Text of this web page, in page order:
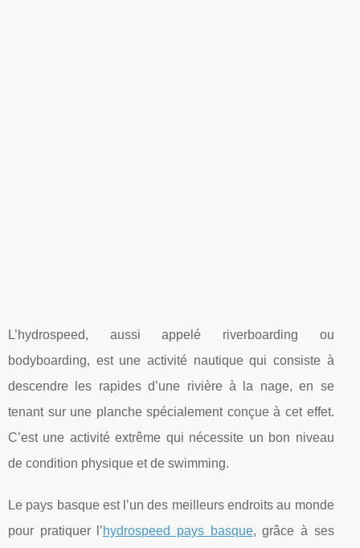
L’hydrospeed, aussi appelé riverboarding ou
bodyboarding, est une activité nautique qui consiste à
descendre les rapides d’une rivière à la nage, en se
tenant sur une planche spécialement conçue à cet effet.
C’est une activité extrême qui nécessite un bon niveau
de condition physique et de swimming.
Le pays basque est l’un des meilleurs endroits au monde
pour pratiquer l’hydrospeed pays basque, grâce à ses